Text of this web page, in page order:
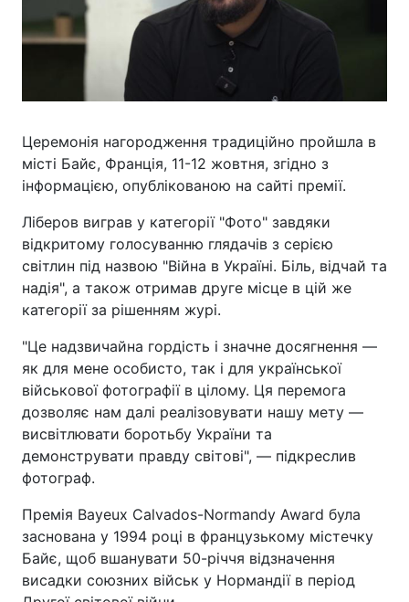
Церемонія нагородження традиційно пройшла в
місті Байє, Франція, 11-12 жовтня, згідно з
інформацією, опублікованою на сайті премії.
Ліберов виграв у категорії "Фото" завдяки
відкритому голосуванню глядачів з серією
світлин під назвою "Війна в Україні. Біль, відчай та
надія", а також отримав друге місце в цій же
категорії за рішенням журі.
"Це надзвичайна гордість і значне досягнення —
як для мене особисто, так і для української
військової фотографії в цілому. Ця перемога
дозволяє нам далі реалізовувати нашу мету —
висвітлювати боротьбу України та
демонструвати правду світові", — підкреслив
фотограф.
Премія Bayeux Calvados-Normandy Award була
заснована у 1994 році в французькому містечку
Байє, щоб вшанувати 50-річчя відзначення
висадки союзних військ у Нормандії в період